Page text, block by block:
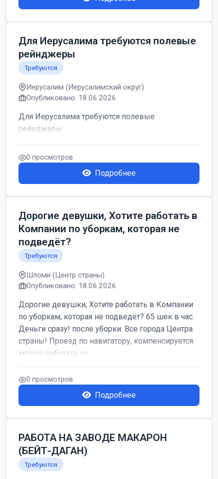
Для Иерусалима требуются полевые
рейнджеры
Требуются
Иерусалим (Иерусалимский округ)
Опубликовано: 18.06.2026
Для Иерусалима требуются полевые
рейнджеры
0 просмотров
Подробнее
Дорогие девушки, Хотите работать в
Компании по уборкам, которая не
подведёт?
Требуются
Шломи (Центр страны)
Опубликовано: 18.06.2026
Дорогие девушки, Хотите работать в Компании
по уборкам, которая не подведёт? 65 шек в час.
Деньги сразу! после уборки. Все города Центра
страны! Проезд по навигатору, компенсируется.
можно работать по...
0 просмотров
Подробнее
РАБОТА НА ЗАВОДЕ МАКАРОН
(БЕЙТ-ДАГАН)
Требуются